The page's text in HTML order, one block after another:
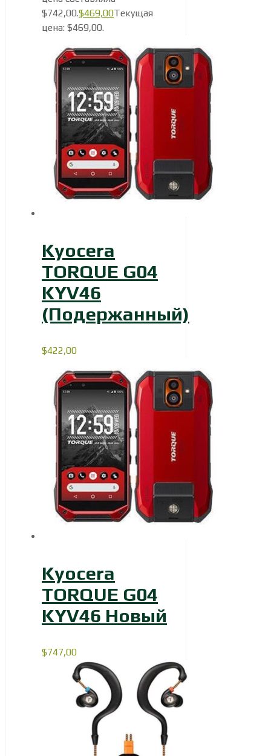
$742,00.$469,00Текущая
цена: $469,00.
Kyocera
TORQUE G04
KYV46
(Подержанный)
$422,00
Kyocera
TORQUE G04
KYV46 Новый
$747,00